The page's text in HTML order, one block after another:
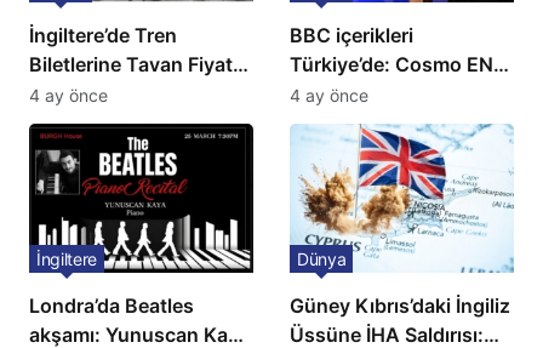
İngiltere’de Tren
Biletlerine Tavan Fiyat:
Ulaşımda Yeni
Düzenleme
4 ay önce
BBC içerikleri
Türkiye’de: Cosmo EN
ve BBC Player yayında
4 ay önce
Londra’da Beatles
akşamı: Yunuscan Kaya
İngiltere
Güney Kıbrıs’daki İngiliz
Üssüne İHA Saldırısı:
Dünya